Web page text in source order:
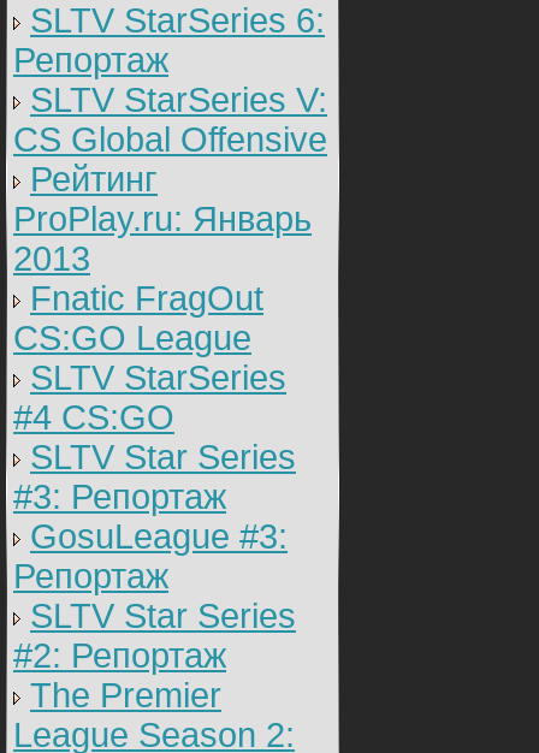
SLTV StarSeries 6:
Репортаж
SLTV StarSeries V:
CS Global Offensive
Рейтинг
ProPlay.ru: Январь
2013
Fnatic FragOut
CS:GO League
SLTV StarSeries
#4 CS:GO
SLTV Star Series
#3: Репортаж
GosuLeague #3:
Репортаж
SLTV Star Series
#2: Репортаж
The Premier
League Season 2: